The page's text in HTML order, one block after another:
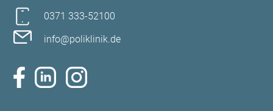
0371 333-52100
info@poliklinik.de